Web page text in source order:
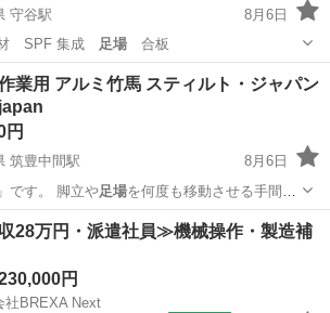
守谷駅
8月6日
SPF 集成 足場合板
駅 その他 根太
業用 アルミ竹馬 スティルト・ジャパン
円
筑豊中間駅
8月6日
ウォールスティルト）」です。 脚立や足場を何度も移動させる手間が
中間駅 その他
28万円・派遣社員≫機械操作・製造補
円
社BREXA Next